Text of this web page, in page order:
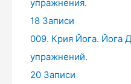
упражнения.
18 Записи
009. Крия Йога. Йога
упражнений.
20 Записи